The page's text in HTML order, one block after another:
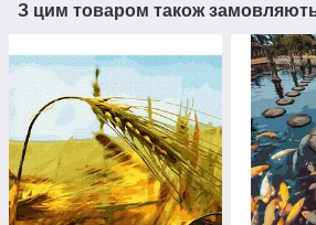
З цим товаром також